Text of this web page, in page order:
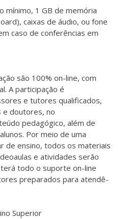
mínimo, 1 GB de memória
caixas de áudio, ou fone
caso de conferências em
são 100% on-line, com
A participação é
e tutores qualificados,
doutores, no
pedagógico, além de
Por meio de uma
de ensino, todos os materiais
e atividades serão
todo o suporte on-line
preparados para atendê-
Superior